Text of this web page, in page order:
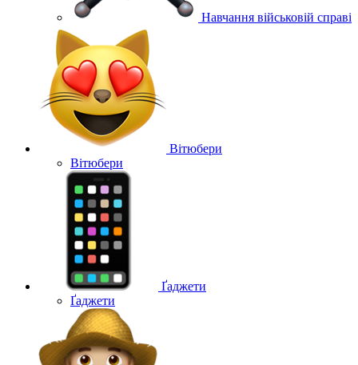
Навчання військовій справі
Вітюбери
Вітюбери
Ґаджети
Ґаджети